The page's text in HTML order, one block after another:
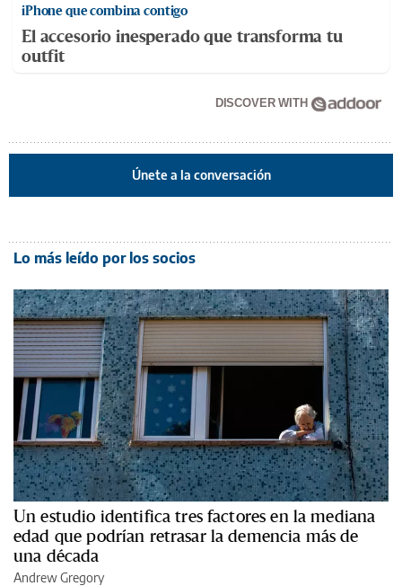
iPhone que combina contigo
El accesorio inesperado que transforma tu
outfit
DISCOVER WITH
Únete a la conversación
Lo más leído por los socios
Un estudio identifica tres factores en la mediana
edad que podrían retrasar la demencia más de
una década
Andrew Gregory